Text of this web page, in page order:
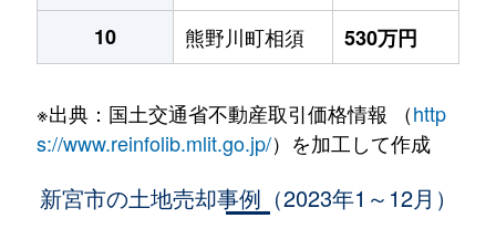
10
熊野川町相須 530万円
※出典：国土交通省不動産取引価格情報 （http
s://www.reinfolib.mlit.go.jp/）を加工して作成
新宮市の土地売却事例（2023年1～12月）